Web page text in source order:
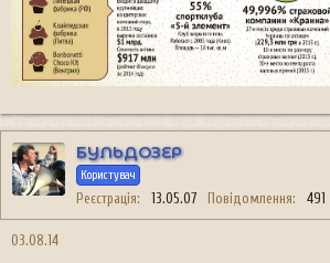
БУЛЬДОЗЕР
Користувач
Реєстрація 13.05.07 Повідомлення 491
03.08.14